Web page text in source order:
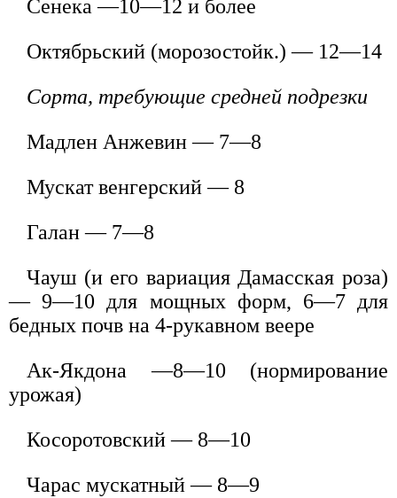
Сенека —10—12 и более
Октябрьский (морозостойк.) — 12—14
Сорта, требующие средней подрезки
Мадлен Анжевин — 7—8
Мускат венгерский — 8
Галан — 7—8
Чауш (и его вариация Дамасская роза)
— 9—10 для мощных форм, 6—7 для
бедных почв на 4-рукавном веере
Ак-Якдона —8—10 (нормирование
урожая)
Косоротовский — 8—10
Чарас мускатный — 8—9